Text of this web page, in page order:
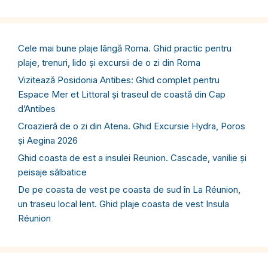
Cele mai bune plaje lângă Roma. Ghid practic pentru
plaje, trenuri, lido și excursii de o zi din Roma
Vizitează Posidonia Antibes: Ghid complet pentru
Espace Mer et Littoral și traseul de coastă din Cap
d’Antibes
Croazieră de o zi din Atena. Ghid Excursie Hydra, Poros
și Aegina 2026
Ghid coasta de est a insulei Reunion. Cascade, vanilie și
peisaje sălbatice
De pe coasta de vest pe coasta de sud în La Réunion,
un traseu local lent. Ghid plaje coasta de vest Insula
Réunion